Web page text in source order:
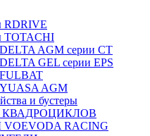
RDRIVE
TOTACHI
AGM серии CT
GEL серии EPS
AGM
и бустеры
КВАДРОЦИКЛОВ
RACING